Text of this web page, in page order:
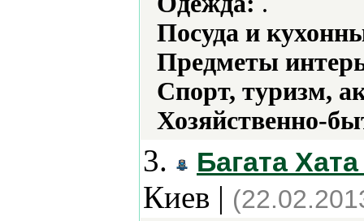
Посуда и
Предметы
Спорт, туризм,
Хозяйственно-
3. Багата
Киев |